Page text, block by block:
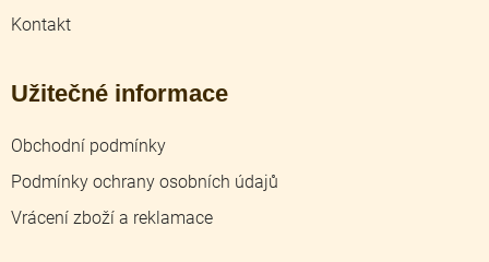
Kontakt
Užitečné informace
Obchodní podmínky
Podmínky ochrany osobních údajů
Vrácení zboží a reklamace